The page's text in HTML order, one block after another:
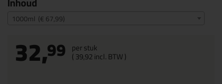
1000ml (€ 67,99)
32,99 per stuk
(39,92incl. BTW )